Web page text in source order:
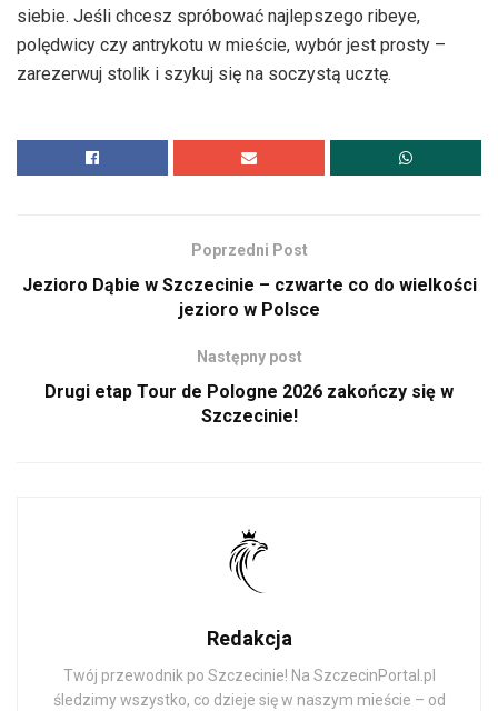
siebie. Jeśli chcesz spróbować najlepszego ribeye,
polędwicy czy antrykotu w mieście, wybór jest prosty –
zarezerwuj stolik i szykuj się na soczystą ucztę.
Poprzedni Post
Jezioro Dąbie w Szczecinie – czwarte co do wielkości
jezioro w Polsce
Następny post
Drugi etap Tour de Pologne 2026 zakończy się w
Szczecinie!
Redakcja
Twój przewodnik po Szczecinie! Na SzczecinPortal.pl
śledzimy wszystko, co dzieje się w naszym mieście – od